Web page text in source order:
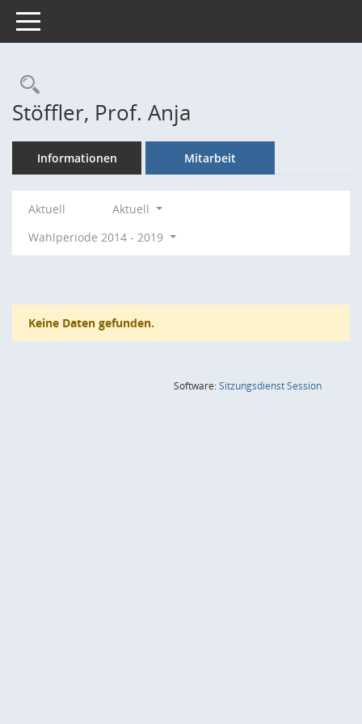
Toggle navigation
Rechercheauswahl
Stöffler, Prof. Anja
Informationen Mitarbeit
Aktuell
Aktuell
Wahlperiode 2014 - 2019
Keine Daten gefunden.
Software:SitzungsdienstSession(Wird in